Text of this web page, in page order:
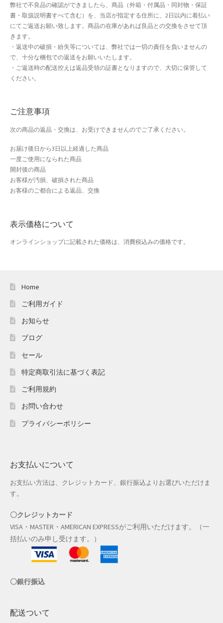
クイック注文フォーム
クリスマス特集
サマーセール
セール
テスト 「テーブル
ハロウィン特集
プライバシーポリシー
ベンダー登録
ホワイトデー特集
マイアカウント
配送先住所
冬服ファッション特集
商品一覧
夏服ファッション特集
店舗一覧
店舗管理
成人の日特集
支払い
弊社で不良品の確認ができましたら、商品（外箱・付属品・同封物・保証
書・取扱説明書すべて含む）を、当店が指定する住所に、2日以内に着払い
にてご返送お願い致します。商品の在庫があれば良品との交換をさせて頂
きます。
・返送中の破損・紛失等については、弊社では一切の責任を負いませんの
で、十分な梱包での返送をお願いいたします。
・ご返送時の配送控えは返品受領の証書となりますので、大切に保管して
ください。
ご注意事項
次の商品の返品・交換は、お受けできませんのでご了承ください。
お届け後日から3日以上経過した商品
一度ご使用になられた商品
開封後の商品
お客様が汚損、破損された商品
お客様のご都合による返品、交換
表示価格について
オンラインショップに記載された価格は、消費税込みの価格です。
Home
ご利用ガイド
お知らせ
ブログ
セール
特定商取引法に基づく表記
ご利用規約
お問い合わせ
プライバシーポリシー
お支払いについて
お支払い方法は、クレジットカード、銀行振込よりお選びいただけま
す。
〇クレジットカード
VISA・MASTER・AMERICAN EXPRESSがご利用いただけます。（一
括払いのみ申し受けます。）
〇銀行振込
配送ついて